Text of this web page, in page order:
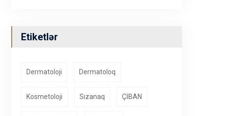
Etiketlər
Dermatoloji Dermatoloq
Kosmetoloji Sızanaq ÇİBAN